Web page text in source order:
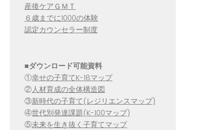
産後ケアＧＭＴ
６歳までに1000の体験
認定カウンセラー制度
■ダウンロード可能資料
①幸せの子育てK-18マップ
②人材育成の全体構造図
③新時代の子育て(レジリエンスマップ)
④世代別発達課題(K-100マップ)
⑤未来を生き抜く子育てマップ